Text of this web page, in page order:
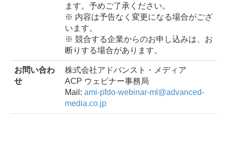
ます。予めご了承ください。
※ 内容は予告なく変更になる場合がござ
います。
※ 競合する企業からのお申し込みは、お
断りする場合があります。
お問い合わ
せ
株式会社アドバンスト・メディア
ACP ウェビナー事務局
Mail: ami-pfdo-webinar-ml@advanced-
media.co.jp